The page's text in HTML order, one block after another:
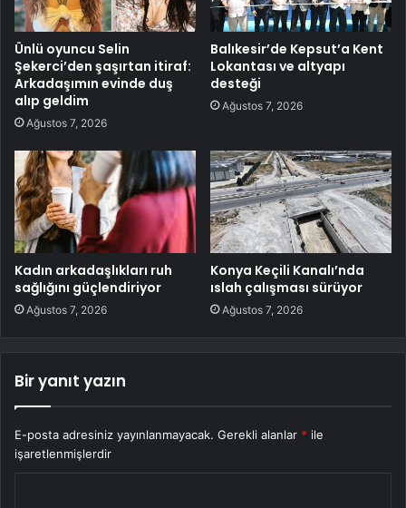
Ünlü oyuncu Selin
Şekerci’den şaşırtan itiraf:
Arkadaşımın evinde duş
alıp geldim
Ağustos 7, 2026
Balıkesir’de Kepsut’a Kent
Lokantası ve altyapı
desteği
Ağustos 7, 2026
Kadın arkadaşlıkları ruh
sağlığını güçlendiriyor
Ağustos 7, 2026
Konya Keçili Kanalı’nda
ıslah çalışması sürüyor
Ağustos 7, 2026
Bir yanıt yazın
E-posta adresiniz yayınlanmayacak. Gerekli alanlar * ile
işaretlenmişlerdir